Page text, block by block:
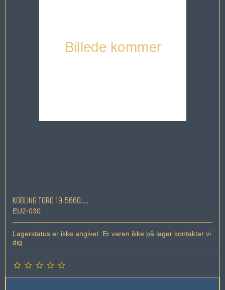
KOBLING TORO 19-5660.....
EU2-030
Lagerstatus er ikke angivet. Er varen ikke på lager kontakter vi
dig